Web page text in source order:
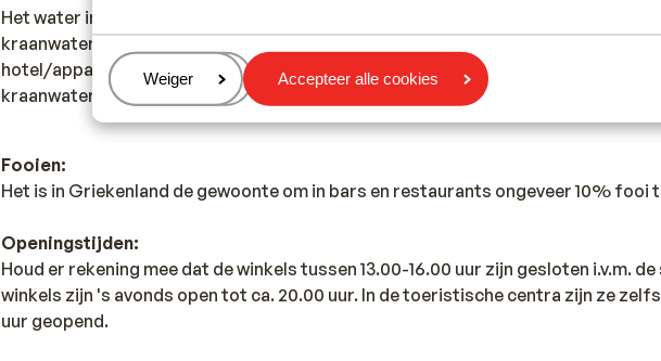
Beheren
Weiger Accepteer alle cookies
Het water in Griekenland is anders dan je in Nederland gewend bent. Het wordt
kraanwater te drinken. Wij adviseren je om flessen water te kopen in de
hotel/appartement. Let op dat deze flessen goed zijn afgesloten en niet zijn
kraanwater.
Fooien:
Het is in Griekenland de gewoonte om in bars en restaurants ongeveer 10% fooi
Openingstijden:
Houd er rekening mee dat de winkels tussen 13.00-16.00 uur zijn gesloten i.v.m. de
winkels zijn 's avonds open tot ca. 20.00 uur. In de toeristische centra zijn ze
uur geopend.